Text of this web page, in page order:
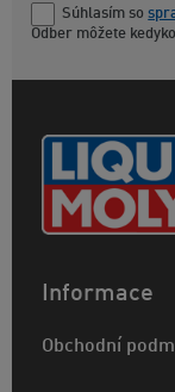
Súhlasím so
Odber môžete
Informace
Obchodní